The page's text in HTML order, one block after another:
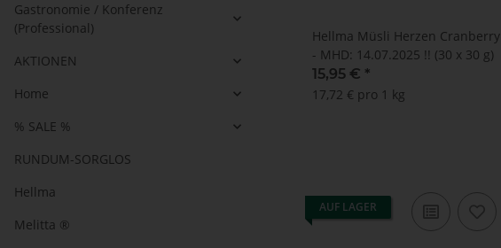
Hellma Müsli Herzen Cranberry
- MHD: 14.07.2025 !! (30 x 30 g)
15,95 € *
17,72 € pro 1 kg
AUF LAGER
Gastronomie / Konferenz
(Professional)
AKTIONEN
Home
% SALE %
RUNDUM-SORGLOS
Hellma
Melitta ®